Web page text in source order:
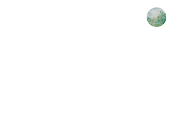
04:18